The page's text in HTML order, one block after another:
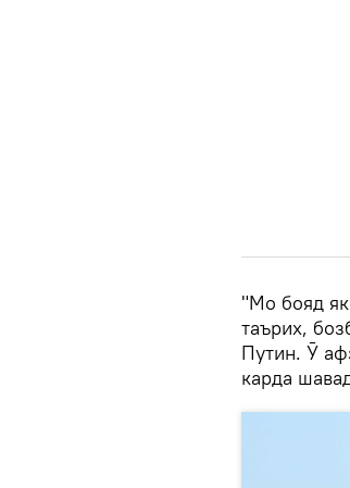
"Мо бояд
таърих,
Путин. Ӯ
карда